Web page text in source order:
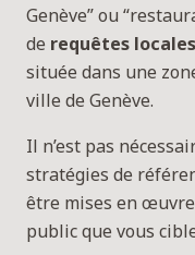
Genève” ou
de requêtes locales
située dans une
ville de Genève.
Il n’est pas
stratégies de
être mises en
public que vous